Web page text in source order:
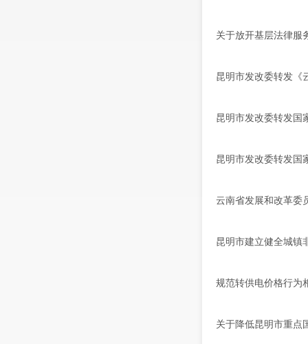
关于放开基层法律服
昆明市发改委转发《
昆明市发改委转发国
昆明市发改委转发国
云南省发展和改革委
昆明市建立健全城镇
规范转供电价格行为
关于降低昆明市重点